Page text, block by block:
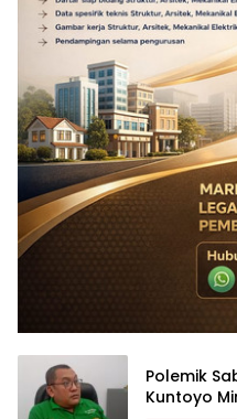
Polemik
Kuntoyo